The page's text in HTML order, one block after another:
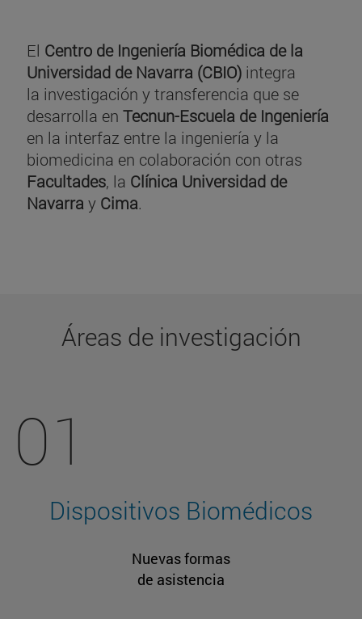
El Centro de Ingeniería Biomédica de la
Universidad de Navarra (CBIO) integra
la investigación y transferencia que se
desarrolla en Tecnun-Escuela de Ingeniería
en la interfaz entre la ingeniería y la
biomedicina en colaboración con otras
Facultades, la Clínica Universidad de
Navarra y Cima.
Áreas de investigación
01
Dispositivos Biomédicos
Nuevas formas
de asistencia